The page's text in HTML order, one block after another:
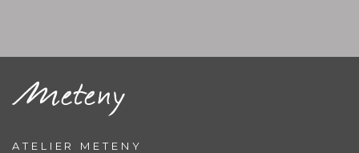
ATELIER METENY